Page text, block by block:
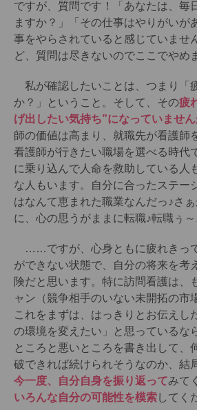
ですが、質問です！「あなたは、毎
ますか？」「その仕事はやりがいが
事をやらされていると感じていま
ど、質問は尽きないのでここでやめ
私が確認したいことは、つまり「
か？」ということ。そして、その疲
げ出したい気持ち”になっていません
師の価値は高まり、就職先が看護師
看護師が行きたい職場を選べる時代
に乗り込んで人命を救助している人
な人もいます。自分に合ったステー
はなんて恵まれた職業なんだっ♪さ
に、心の思うがままに転職♪転職ぅ～
……ですが、心身ともに疲れきっ
ができない状態で、自分の将来を考
険だと思います。特に訪問看護は、
ャン（競争相手のいない未開拓の市
これをまずは、はっきりとお伝えし
の環境を変えたい」と思っているな
ところと悪いところを書き出して、
破できれば続けられそうなのか、結
今一度、自分自身を振り返ってみて
いろんな自分の可能性を模索してく